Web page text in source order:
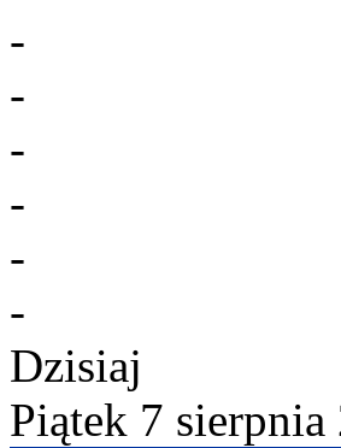
-
-
-
-
-
-
Dzisiaj
Piątek 7 sierpnia